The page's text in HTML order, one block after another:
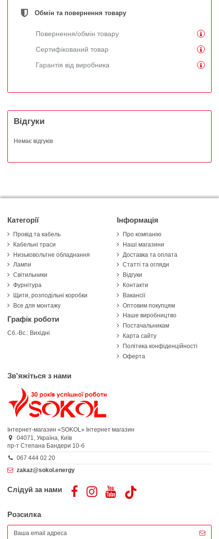
Обмін та повернення товару
Повернення/обмін товару
Сертифікований товар
Гарантія від виробника
Відгуки
Немає відгуків
Категорії
Провід та кабель
Кабельні траси
Низьковольтне обладнання
Лампи
Світильники
Фурнітура
Щити, розподільні коробки
Все для монтажу
Графік роботи
Сб.-Вс.: Вихідні
Інформація
Про компанію
Наші магазини
Доставка та оплата
Статті та огляди
Відгуки
Контакти
Вакансії
Оптовим покупцям
Наше виробництво
Постачальникам
Карта сайту
Політика конфіденційності
Оферта
Зв'яжіться з нами
Інтернет-магазин «SOKOL» Інтернет магазин
04071, Україна, Київ
пр-т Степана Бандери 10-б
067 444 02 20
zakaz@sokol.energy
Слідуй за нами
Розсилка